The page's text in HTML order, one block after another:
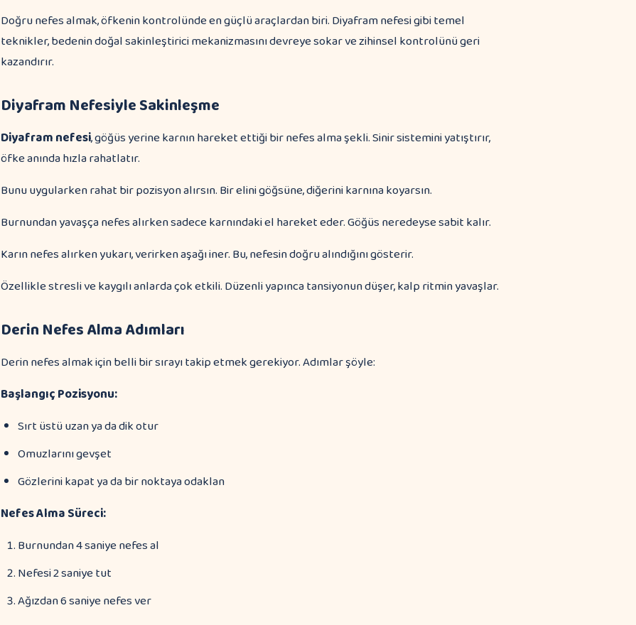
Doğru nefes almak, öfkenin kontrolünde en güçlü araçlardan biri. Diyafram nefesi gibi temel
teknikler, bedenin doğal sakinleştirici mekanizmasını devreye sokar ve zihinsel kontrolünü geri
kazandırır.
Diyafram Nefesiyle Sakinleşme
Diyafram nefesi, göğüs yerine karnın hareket ettiği bir nefes alma şekli. Sinir sistemini yatıştırır,
öfke anında hızla rahatlatır.
Bunu uygularken rahat bir pozisyon alırsın. Bir elini göğsüne, diğerini karnına koyarsın.
Burnundan yavaşça nefes alırken sadece karnındaki el hareket eder. Göğüs neredeyse sabit kalır.
Karın nefes alırken yukarı, verirken aşağı iner. Bu, nefesin doğru alındığını gösterir.
Özellikle stresli ve kaygılı anlarda çok etkili. Düzenli yapınca tansiyonun düşer, kalp ritmin yavaşlar.
Derin Nefes Alma Adımları
Derin nefes almak için belli bir sırayı takip etmek gerekiyor. Adımlar şöyle:
Başlangıç Pozisyonu:
Sırt üstü uzan ya da dik otur
Omuzlarını gevşet
Gözlerini kapat ya da bir noktaya odaklan
Nefes Alma Süreci:
Burnundan 4 saniye nefes al
Nefesi 2 saniye tut
Ağızdan 6 saniye nefes ver